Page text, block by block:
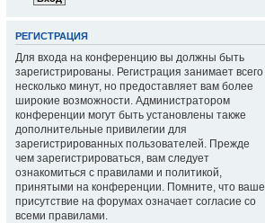
РЕГИСТРАЦИЯ
Для входа на конференцию вы должны быть
зарегистрированы. Регистрация занимает всего
несколько минут, но предоставляет вам более
широкие возможности. Администратором
конференции могут быть установлены также
дополнительные привилегии для
зарегистрированных пользователей. Прежде
чем зарегистрироваться, вам следует
ознакомиться с правилами и политикой,
принятыми на конференции. Помните, что ваше
присутствие на форумах означает согласие со
всеми правилами.